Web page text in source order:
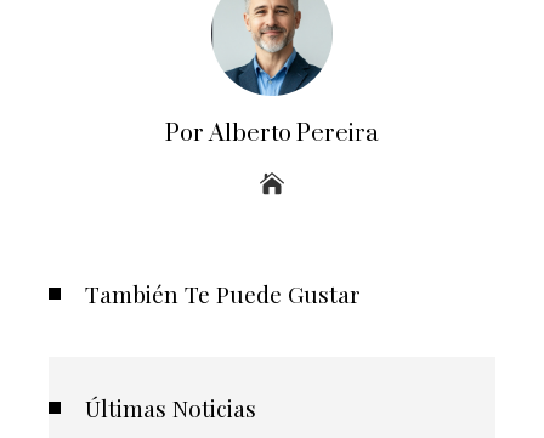
Por Alberto Pereira
También Te Puede Gustar
Últimas Noticias